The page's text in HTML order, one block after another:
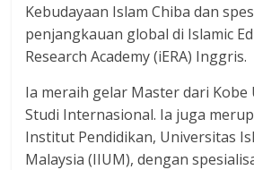
Kebudayaan Islam Chiba dan
penjangkauan global di Islamic
Research Academy (iERA) Inggris.
Ia meraih gelar Master dari
Studi Internasional. Ia juga
Institut Pendidikan, Universitas
Malaysia (IIUM), dengan